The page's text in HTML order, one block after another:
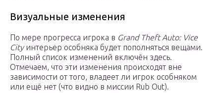
Визуальные изменения
По мере прогресса игрока в Grand Theft Auto: Vice
Cityинтерьер особняка будет пополняться вещами.
Полный список изменений включён здесь.
Отмечаем, что эти изменения происходят вне
зависимости от того, владеет ли игрок особняком
или ещё нет (что видно в миссии Rub Out).